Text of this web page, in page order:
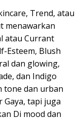
Trend, atau
menawarkan
atau Currant
Esteem, Blush
dan glowing,
dan Indigo
tone dan urban
Gaya, tapi juga
Di mood dan